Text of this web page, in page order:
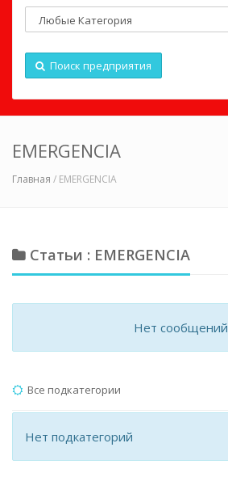
Поиск предприятия
EMERGENCIA
Главная / EMERGENCIA
Статьи : EMERGENCIA
Нет сообщений
Все подкатегории
Нет подкатегорий